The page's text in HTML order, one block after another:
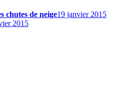
chutes de neige19 janvier 2015
2015